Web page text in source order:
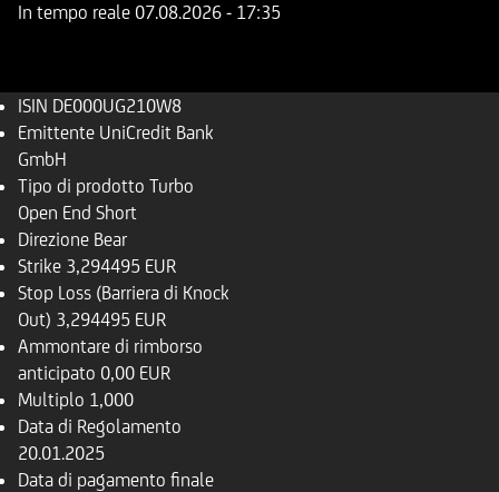
In tempo reale 07.08.2026 - 17:35
ISIN DE000UG210W8
Emittente UniCredit Bank
GmbH
Tipo di prodotto Turbo
Open End Short
Direzione Bear
Strike 3,294495 EUR
Stop Loss (Barriera di Knock
Out) 3,294495 EUR
Ammontare di rimborso
anticipato 0,00 EUR
Multiplo 1,000
Data di Regolamento
20.01.2025
Data di pagamento finale